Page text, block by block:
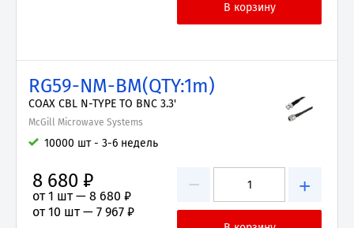
RG59-NM-BM(QTY:1m)
COAX CBL N-TYPE TO BNC 3.3'
McGill Microwave Systems
10000 шт - 3-6 недель
− +
8 680 ₽
от 1 шт — 8 680 ₽
от 10 шт — 7 967 ₽